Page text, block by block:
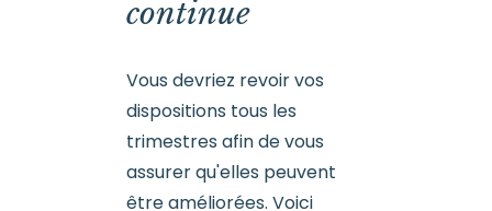
continue
Vous devriez revoir vos
dispositions tous les
trimestres afin de vous
assurer qu'elles peuvent
être améliorées. Voici